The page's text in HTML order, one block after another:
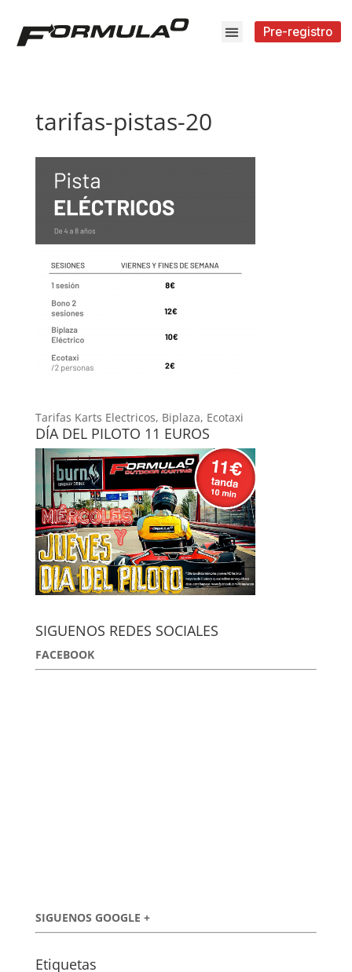
Pre-registro
tarifas-pistas-20
Tarifas Karts Electricos, Biplaza, Ecotaxi
DÍA DEL PILOTO 11 EUROS
SIGUENOS REDES SOCIALES
FACEBOOK
SIGUENOS GOOGLE +
Etiquetas